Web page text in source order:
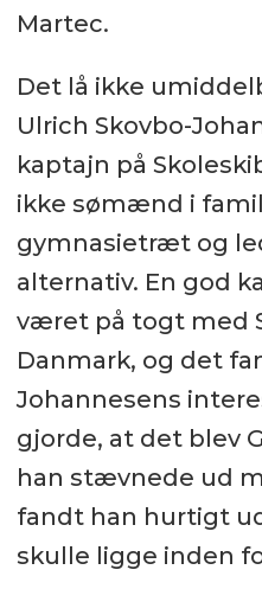
Martec.
Det lå ikke
Ulrich Skovbo-
kaptajn på
ikke sømænd i
gymnasietræt og
alternativ. En god
været på togt med
Danmark, og det
Johannesens
gjorde, at det blev
han stævnede ud
fandt han hurtigt
skulle ligge inden